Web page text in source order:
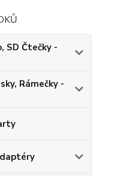
SD Čtečky -
Rámečky -